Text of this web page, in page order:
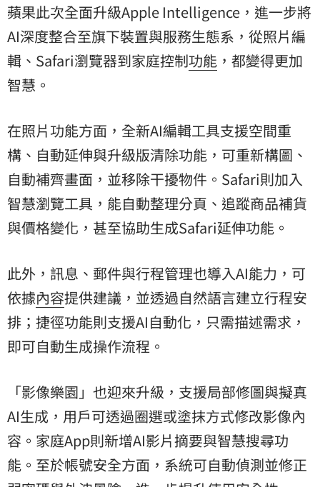
蘋果此次全面升級Apple Intelligence，進一步將
AI深度整合至旗下裝置與服務生態系，從照片編
輯、Safari瀏覽器到家庭控制功能 ，都變得更加
智慧。
在照片功能方面，全新AI編輯工具支援空間重
構、自動延伸與升級版清除功能，可重新構圖、
自動補齊畫面，並移除干擾物件。Safari則加入
智慧瀏覽工具，能自動整理分頁、追蹤商品補貨
與價格變化，甚至協助生成Safari延伸功能。
此外，訊息、郵件與行程管理也導入AI能力，可
依據內容提供建議，並透過自然語言建立行程安
排；捷徑功能則支援AI自動化，只需描述需求，
即可自動生成操作流程。
「影像樂園」也迎來升級，支援局部修圖與擬真
AI生成，用戶可透過圈選或塗抹方式修改影像內
容。家庭App則新增AI影片摘要與智慧搜尋功
能。至於帳號安全方面，系統可自動偵測並修正